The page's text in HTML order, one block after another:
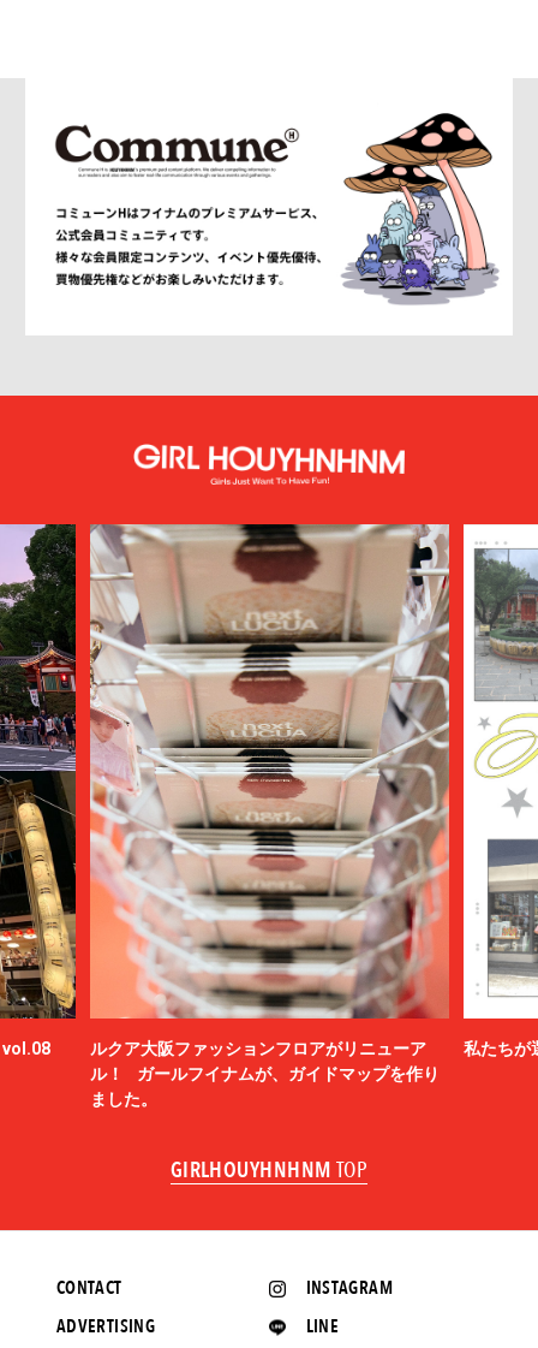
and wander
ANN DEMEULEMEESTER
anrealage homme
Antwort
ATTACHMENT
bal
BALENCIAGA
BALLY
BAMBOO SHOOTS
Battenwear
BEAMS PLUS
beautiful people
BED j.w. FORD
BEDWIN & THE HEARTBREAKERS
bemerkung
BERLUTI
BLACKBIRD
BlackEyePatch
BlackWeirdos
BLAHW
BLANC
Blanc YM
BOTTEGA VENETA
CALYPSO
CarService
vol.08
ルクア大阪ファッションフロアがリニューア
ル！ ガールフイナムが、ガイドマップを作り
ました。
私たちが
GIRLHOUYHNHNM TOP
INSTAGRAM
LINE
CONTACT
ADVERTISING